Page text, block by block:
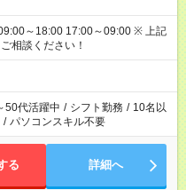
～18:00 17:00～09:00 ※ 上記
相談ください！
50代活躍中 / シフト勤務 / 10名以
/ パソコンスキル不要
る 詳細へ